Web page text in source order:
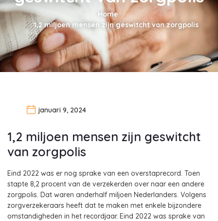
Home
1,2 miljoen mensen zijn geswitcht van zorgpolis
januari 9, 2024
1,2 miljoen mensen zijn geswitcht
van zorgpolis
Eind 2022 was er nog sprake van een overstaprecord. Toen
stapte 8,2 procent van de verzekerden over naar een andere
zorgpolis. Dat waren anderhalf miljoen Nederlanders. Volgens
zorgverzekeraars heeft dat te maken met enkele bijzondere
omstandigheden in het recordjaar. Eind 2022 was sprake van